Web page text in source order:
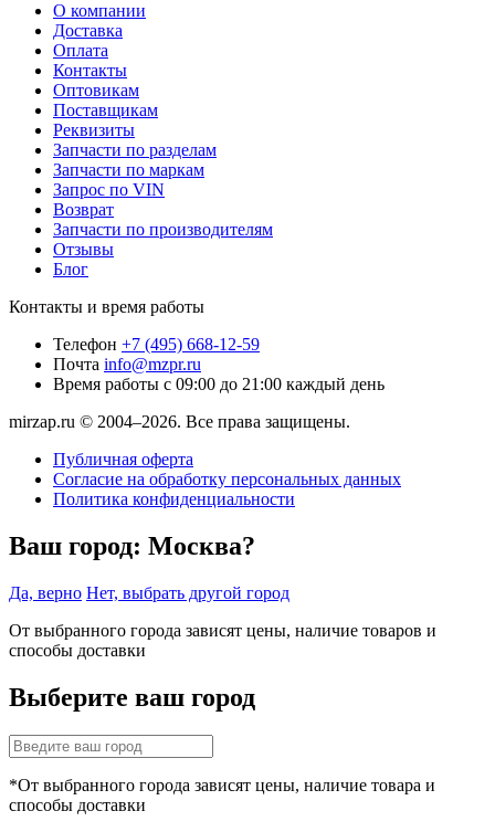
О компании
Доставка
Оплата
Контакты
Оптовикам
Поставщикам
Реквизиты
Запчасти по разделам
Запчасти по маркам
Запрос по VIN
Возврат
Запчасти по производителям
Отзывы
Блог
Контакты и время работы
Телефон +7 (495) 668-12-59
Почта info@mzpr.ru
Время работы с 09:00 до 21:00 каждый день
mirzap.ru © 2004–2026. Все права защищены.
Публичная оферта
Согласие на обработку персональных данных
Политика конфиденциальности
Ваш город: Москва?
Да, верно Нет, выбрать другой город
От выбранного города зависят цены, наличие товаров и
способы доставки
Выберите ваш город
*От выбранного города зависят цены, наличие товара и
способы доставки